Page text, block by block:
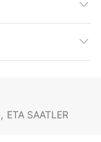
, ETA SAATLER